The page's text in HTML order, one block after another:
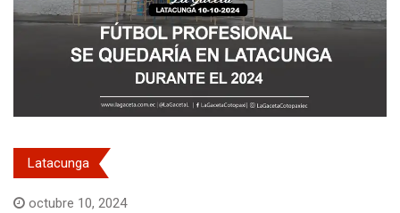
Latacunga
octubre 10, 2024